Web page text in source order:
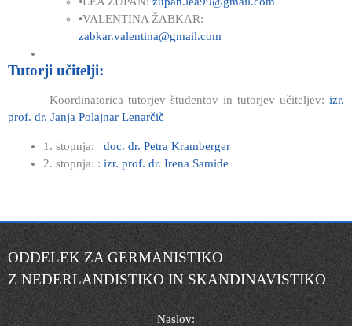
•VALENTINA ŽABKAR:
zabkar.valentina@gmail.com
Tutorji učitelji:
Koordinatorica tutorjev študentov in tutorjev učiteljev: izr.
prof. dr. Janja Polajnar Lenarčič
1. stopnja: doc. dr. Petra Kramberger
2. stopnja: : izr. prof. dr. Irena Samide
ODDELEK ZA GERMANISTIKO
Z NEDERLANDISTIKO IN SKANDINAVISTIKO
Naslov: